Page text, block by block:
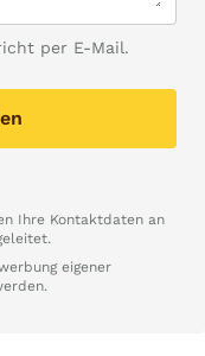
per E-Mail.
Ihre Kontaktdaten an
eigener